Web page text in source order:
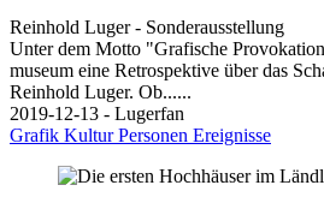
Reinhold Luger - Sonderausstellung
Unter dem Motto "Grafische
museum eine Retrospektive über das
Reinhold Luger. Ob......
2019-12-13 - Lugerfan
Grafik KulturPersonen Ereignisse